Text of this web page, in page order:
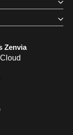
Zenvia